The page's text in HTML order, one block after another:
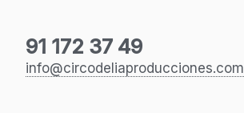
91 172 37 49
info@circodeliaproducciones.com